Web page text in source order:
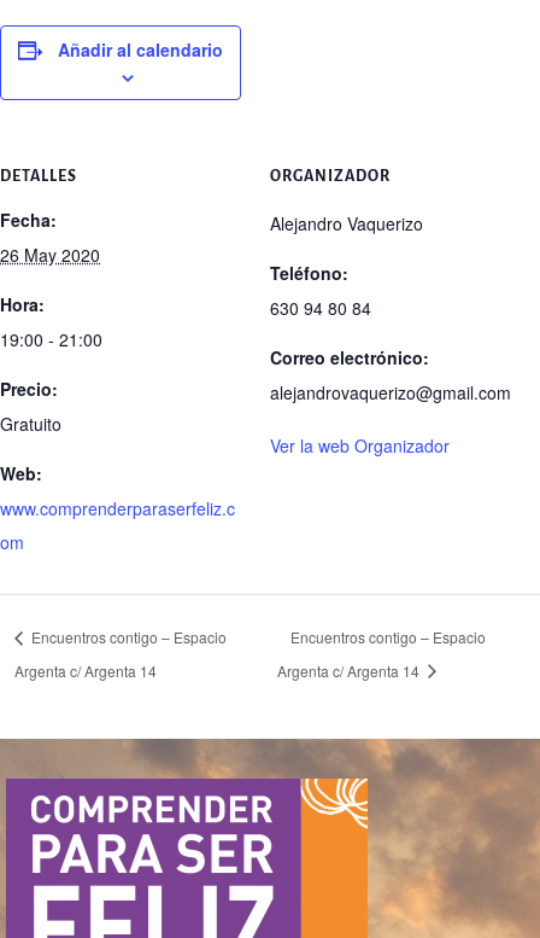
Añadir al calendario
DETALLES
Fecha:
26 May 2020
Hora:
19:00 - 21:00
Precio:
Gratuito
Web:
www.comprenderparaserfeliz.c
om
ORGANIZADOR
Alejandro Vaquerizo
Teléfono:
630 94 80 84
Correo electrónico:
alejandrovaquerizo@gmail.com
Ver la web Organizador
Encuentros contigo – Espacio
Argenta c/ Argenta 14
Encuentros contigo – Espacio
Argenta c/ Argenta 14